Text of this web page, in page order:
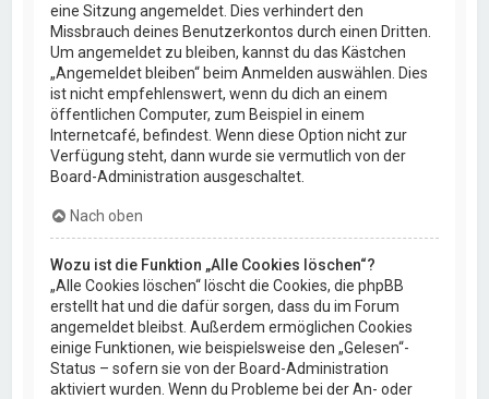
eine Sitzung angemeldet. Dies verhindert den
Missbrauch deines Benutzerkontos durch einen Dritten.
Um angemeldet zu bleiben, kannst du das Kästchen
„Angemeldet bleiben“ beim Anmelden auswählen. Dies
ist nicht empfehlenswert, wenn du dich an einem
öffentlichen Computer, zum Beispiel in einem
Internetcafé, befindest. Wenn diese Option nicht zur
Verfügung steht, dann wurde sie vermutlich von der
Board-Administration ausgeschaltet.
Nach oben
Wozu ist die Funktion „Alle Cookies löschen“?
„Alle Cookies löschen“ löscht die Cookies, die phpBB
erstellt hat und die dafür sorgen, dass du im Forum
angemeldet bleibst. Außerdem ermöglichen Cookies
einige Funktionen, wie beispielsweise den „Gelesen“-
Status – sofern sie von der Board-Administration
aktiviert wurden. Wenn du Probleme bei der An- oder